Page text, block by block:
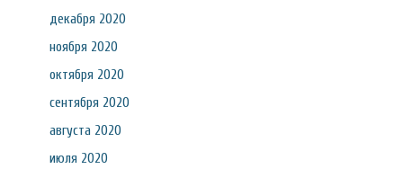
декабря 2020
ноября 2020
октября 2020
сентября 2020
августа 2020
июля 2020